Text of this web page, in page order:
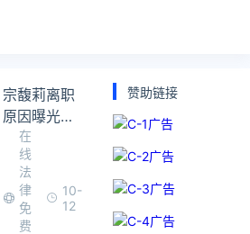
宗馥莉离职
原因曝光：
“娃哈哈”商
标使用出现
问题 将全力
打造新品牌
“娃小宗”
在
线
法
律
免
费
10-
12
赞助链接